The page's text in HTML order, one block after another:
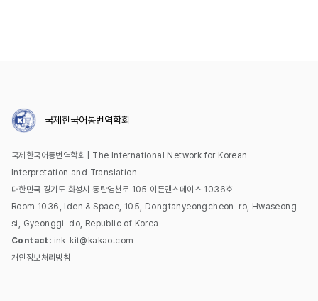
국제한국어통번역학회
국제한국어통번역학회 | The International Network for Korean
Interpretation and Translation
대한민국 경기도 화성시 동탄영천로 105 이든앤스페이스 1036호
Room 1036, Iden & Space, 105, Dongtanyeongcheon-ro, Hwaseong-
si, Gyeonggi-do, Republic of Korea
Contact: ink-kit@kakao.com
개인정보처리방침